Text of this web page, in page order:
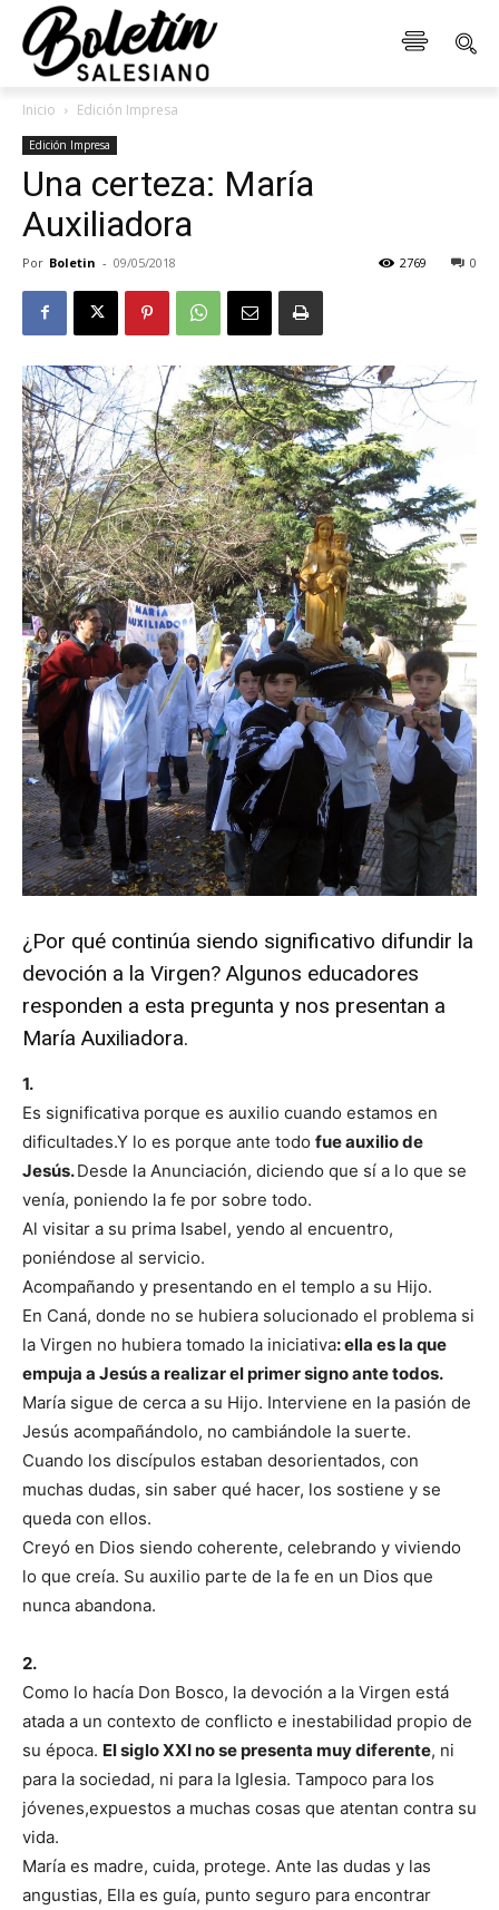
Inicio Edición Impresa
Edición Impresa
Una certeza: María
Auxiliadora
Por Boletin - 09/05/2018 0
2769
¿Por qué continúa siendo significativo difundir la
devoción a la Virgen? Algunos educadores
responden a esta pregunta y nos presentan a
María Auxiliadora.
1.
Es significativa porque es auxilio cuando estamos en
dificultades.Y lo es porque ante todo fue auxilio de
Jesús.Desde la Anunciación, diciendo que sí a lo que se
venía, poniendo la fe por sobre todo.
Al visitar a su prima Isabel, yendo al encuentro,
poniéndose al servicio.
Acompañando y presentando en el templo a su Hijo.
En Caná, donde no se hubiera solucionado el problema si
la Virgen no hubiera tomado la iniciativa: ella es la que
empuja a Jesús a realizar el primer signo ante todos.
María sigue de cerca a su Hijo. Interviene en la pasión de
Jesús acompañándolo, no cambiándole la suerte.
Cuando los discípulos estaban desorientados, con
muchas dudas, sin saber qué hacer, los sostiene y se
queda con ellos.
Creyó en Dios siendo coherente, celebrando y viviendo
lo que creía. Su auxilio parte de la fe en un Dios que
nunca abandona.
2.
Como lo hacía Don Bosco, la devoción a la Virgen está
atada a un contexto de conflicto e inestabilidad propio de
su época. El siglo XXI no se presenta muy diferente, ni
para la sociedad, ni para la Iglesia. Tampoco para los
jóvenes,expuestos a muchas cosas que atentan contra su
vida.
María es madre, cuida, protege. Ante las dudas y las
angustias, Ella es guía, punto seguro para encontrar